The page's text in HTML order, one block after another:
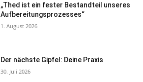
„Thed ist ein fester Bestandteil unseres
Aufbereitungsprozesses“
1. August 2026
Der nächste Gipfel: Deine Praxis
30. Juli 2026